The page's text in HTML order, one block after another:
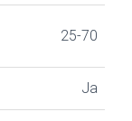
25-70
Ja